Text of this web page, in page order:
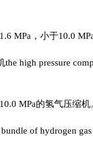
MPa，小于10.0
high pressure
MPa的氢气压缩机
of hydrogen